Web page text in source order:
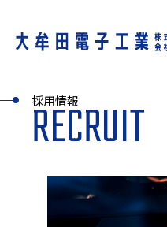
採用情報
RECRUIT